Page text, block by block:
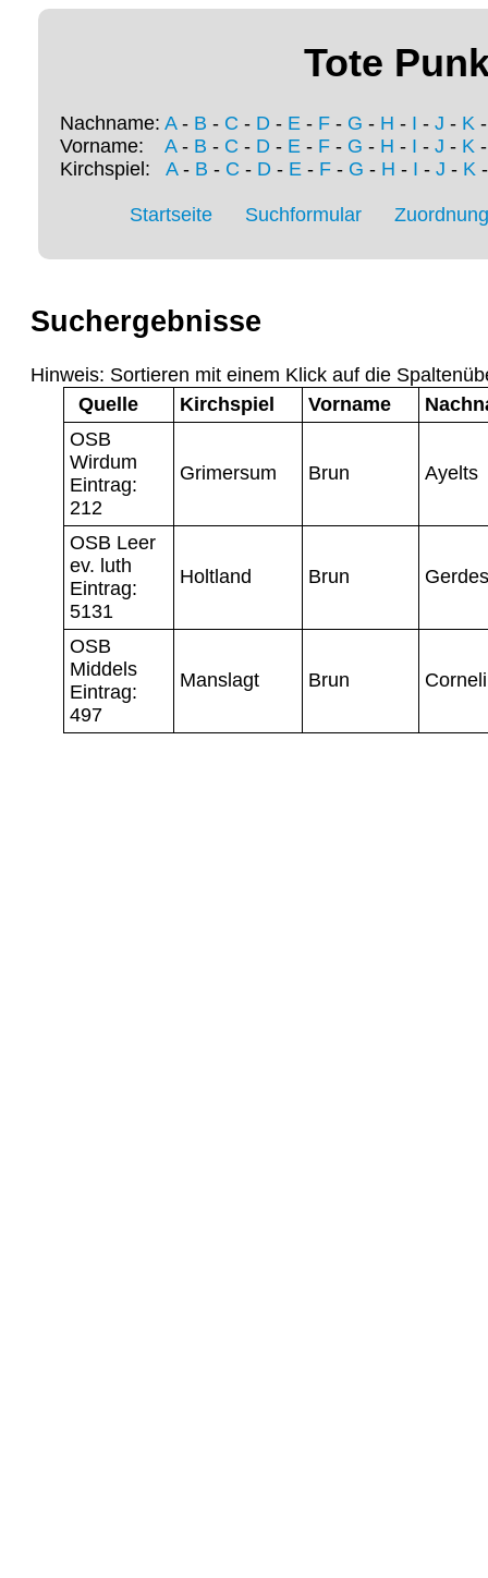
Tote
Nachname: A- B - C - D - E - F - G - H - I - J - K
Vorname: A- B - C - D - E - F - G - H - I - J - K
Kirchspiel: A- B - C - D- E- F- G - H - I - J - K
Startseite Suchformular
Suchergebnisse
Hinweis: Sortieren mit einem Klick auf die
Quelle
Kirchspiel Vorname
OSB
Wirdum
Eintrag:
212
Grimersum Brun Ayelts
OSB Leer
ev. luth
Eintrag:
5131
Holtland Brun Gerdes
OSB
Middels
Eintrag:
497
Manslagt Brun